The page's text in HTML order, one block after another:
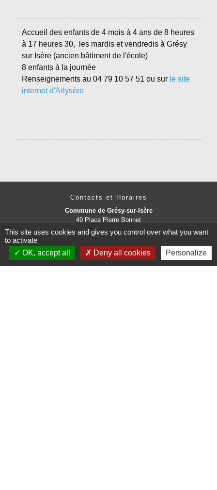
Accueil des enfants de 4 mois à 4 ans de 8 heures
à 17 heures 30, les mardis et vendredis à Grésy
sur Isère (ancien bâtiment de l'école)
8 enfants à la journée
Renseignements au 04 79 10 57 51 ou sur le site
internet d'Arlysère
Contacts et Horaires
Commune de Grésy-sur-Isère
49 Place Pierre Bonnet
73460 Grésy-sur-Isère - FRANCE
+33 4 79 37 91 94
Contact par formulaire
This site uses cookies and gives you control over what you want
to activate
OK, accept all
Deny all cookies Personalize